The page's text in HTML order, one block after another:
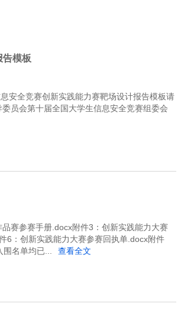
告模板
全竞赛创新实践能力赛靶场设计报告模板请
员会第十届全国大学生信息安全竞赛组委会
赛参赛手册.docx附件3：创新实践能力大赛
6：创新实践能力大赛参赛回执单.docx附件
名单均已...
查看全文